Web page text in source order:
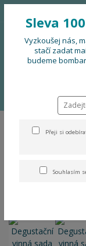
Sleva
Vyzkoušej nás,
stačí zadat
budeme
Přeji si
Souhlasím